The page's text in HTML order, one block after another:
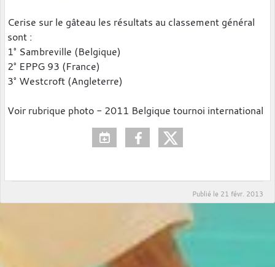
Cerise sur le gâteau les résultats au classement général
sont :
1° Sambreville (Belgique)
2° EPPG 93 (France)
3° Westcroft (Angleterre)
Voir rubrique photo - 2011 Belgique tournoi international
Publié le 21 févr. 2013